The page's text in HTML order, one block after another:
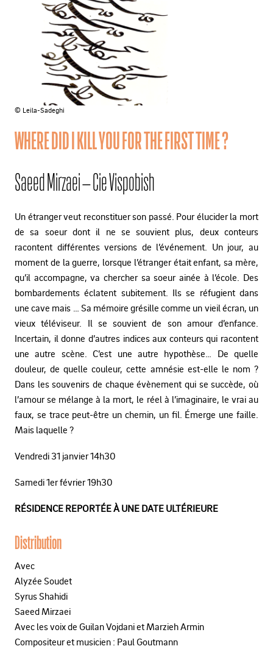
© Leila-Sadeghi
WHERE DID I KILL YOU FOR THE FIRST TIME ?
Saeed Mirzaei – Cie Vispobish
Un étranger veut reconstituer son passé. Pour élucider la mort
de sa soeur dont il ne se souvient plus, deux conteurs
racontent différentes versions de l’événement. Un jour, au
moment de la guerre, lorsque l’étranger était enfant, sa mère,
qu’il accompagne, va chercher sa soeur ainée à l’école. Des
bombardements éclatent subitement. Ils se réfugient dans
une cave mais … Sa mémoire grésille comme un vieil écran, un
vieux téléviseur. Il se souvient de son amour d’enfance.
Incertain, il donne d’autres indices aux conteurs qui racontent
une autre scène. C’est une autre hypothèse… De quelle
douleur, de quelle couleur, cette amnésie est-elle le nom ?
Dans les souvenirs de chaque évènement qui se succède, où
l’amour se mélange à la mort, le réel à l’imaginaire, le vrai au
faux, se trace peut-être un chemin, un fil. Émerge une faille.
Mais laquelle ?
Vendredi 31 janvier 14h30
Samedi 1er février 19h30
RÉSIDENCE REPORTÉE À UNE DATE ULTÉRIEURE
Distribution
Avec
Alyzée Soudet
Syrus Shahidi
Saeed Mirzaei
Avec les voix de Guilan Vojdani et Marzieh Armin
Compositeur et musicien : Paul Goutmann